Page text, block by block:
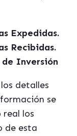
Expedidas.
Recibidas.
Inversión
detalles
se
los
de esta